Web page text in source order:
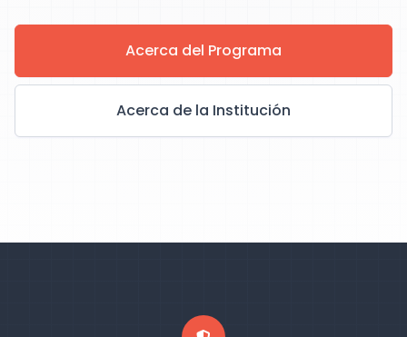
Acerca del Programa
Acerca de la Institución